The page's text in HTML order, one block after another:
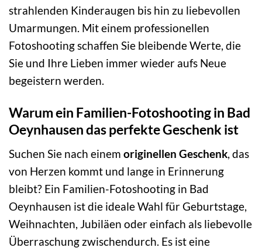
strahlenden Kinderaugen bis hin zu liebevollen
Umarmungen. Mit einem professionellen
Fotoshooting schaffen Sie bleibende Werte, die
Sie und Ihre Lieben immer wieder aufs Neue
begeistern werden.
Warum ein Familien-Fotoshooting in Bad
Oeynhausen das perfekte Geschenk ist
Suchen Sie nach einem originellen Geschenk , das
von Herzen kommt und lange in Erinnerung
bleibt? Ein Familien-Fotoshooting in Bad
Oeynhausen ist die ideale Wahl für Geburtstage,
Weihnachten, Jubiläen oder einfach als liebevolle
Überraschung zwischendurch. Es ist eine